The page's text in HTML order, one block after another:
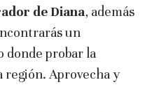
de Diana, además
un
donde probar la
región. Aprovecha y